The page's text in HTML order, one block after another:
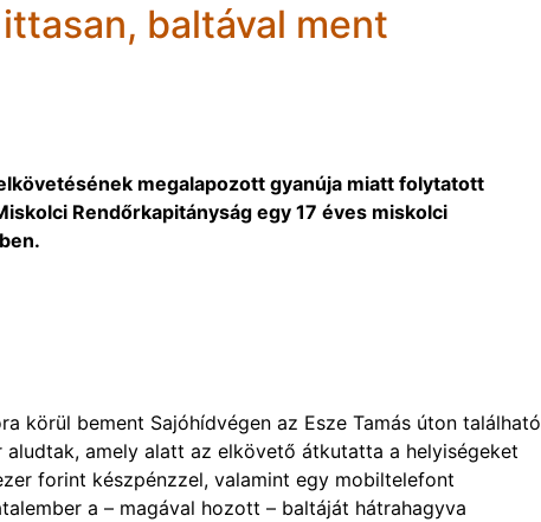
baltával ment
megalapozott gyanúja miatt folytatott
Rendőrkapitányság egy 17 éves miskolci
körül bement Sajóhídvégen az Esze Tamás úton található
amely alatt az elkövető átkutatta a helyiségeket
forint készpénzzel, valamint egy mobiltelefont
a – magával hozott – baltáját hátrahagyva